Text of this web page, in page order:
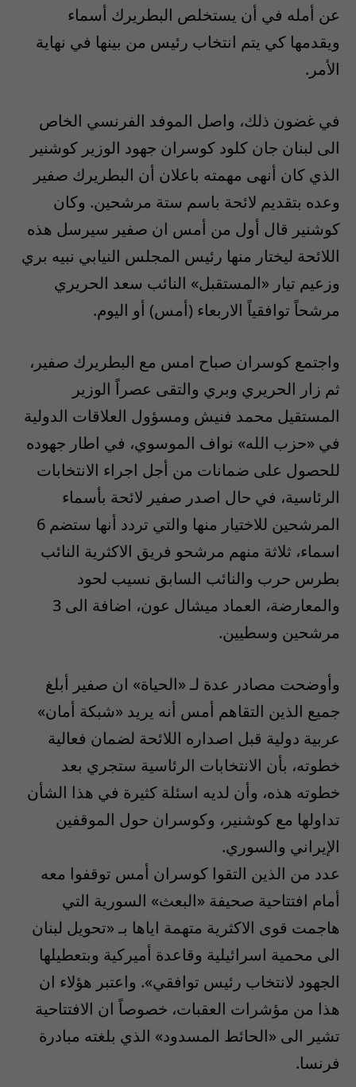
عن أمله في أن يستخلص البطريرك أسماء
ويقدمها كي يتم انتخاب رئيس من بينها في نهاية
الأمر.
في غضون ذلك، واصل الموفد الفرنسي الخاص
الى لبنان جان كلود كوسران جهود الوزير كوشنير
الذي كان أنهى مهمته باعلان أن البطريرك صفير
وعده بتقديم لائحة باسم ستة مرشحين. وكان
كوشنير قال أول من أمس ان صفير سيرسل هذه
اللائحة ليختار منها رئيس المجلس النيابي نبيه بري
وزعيم تيار «المستقبل» النائب سعد الحريري
مرشحاً توافقياً الاربعاء (أمس) أو اليوم.
واجتمع كوسران صباح امس مع البطريرك صفير،
ثم زار الحريري وبري والتقى عصراً الوزير
المستقيل محمد فنيش ومسؤول العلاقات الدولية
في «حزب الله» نواف الموسوي، في اطار جهوده
للحصول على ضمانات من أجل اجراء الانتخابات
الرئاسية، في حال اصدر صفير لائحة بأسماء
المرشحين للاختيار منها والتي تردد أنها ستضم 6
اسماء، ثلاثة منهم مرشحو فريق الاكثرية النائب
بطرس حرب والنائب السابق نسيب لحود
والمعارضة، العماد ميشال عون، اضافة الى 3
مرشحين وسطيين.
وأوضحت مصادر عدة لـ «الحياة» ان صفير أبلغ
جميع الذين التقاهم أمس أنه يريد «شبكة أمان»
عربية دولية قبل اصداره اللائحة لضمان فعالية
خطوته، بأن الانتخابات الرئاسية ستجري بعد
خطوته هذه، وأن لديه اسئلة كثيرة في هذا الشأن
تداولها مع كوشنير، وكوسران حول الموقفين
الإيراني والسوري.
عدد من الذين التقوا كوسران أمس توقفوا معه
أمام افتتاحية صحيفة «البعث» السورية التي
هاجمت قوى الاكثرية متهمة اياها بـ «تحويل لبنان
الى محمية اسرائيلية وقاعدة أميركية وبتعطيلها
الجهود لانتخاب رئيس توافقي». واعتبر هؤلاء ان
هذا من مؤشرات العقبات، خصوصاً ان الافتتاحية
تشير الى «الحائط المسدود» الذي بلغته مبادرة
فرنسا.